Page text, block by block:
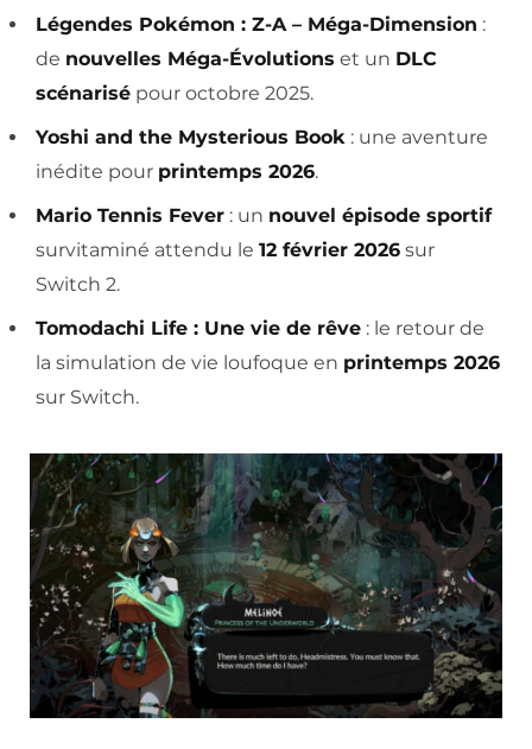
Légendes Pokémon : Z-A – Méga-Dimension :
de nouvelles Méga-Évolutions et un DLC
scénarisé pour octobre 2025.
Yoshi and the Mysterious Book : une aventure
inédite pour printemps 2026.
Mario Tennis Fever : un nouvel épisode sportif
survitaminé attendu le 12 février 2026 sur
Switch 2.
Tomodachi Life : Une vie de rêve : le retour de
la simulation de vie loufoque en printemps 2026
sur Switch.